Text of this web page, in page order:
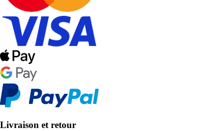
Livraison et retour